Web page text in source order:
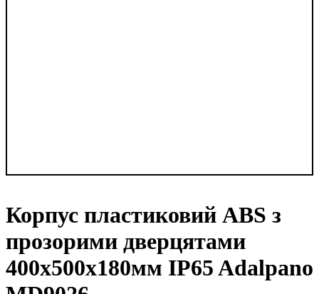
Корпус пластиковий ABS з
прозорими дверцятами
400х500х180мм IP65 Adalpano